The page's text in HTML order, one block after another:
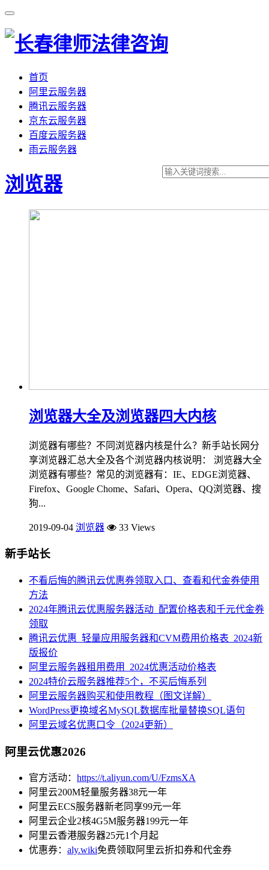
首页
阿里云服务器
腾讯云服务器
京东云服务器
百度云服务器
雨云服务器
浏览器
浏览器大全及浏览器四大内核
浏览器有哪些？不同浏览器内核是什么？新手站长网分
享浏览器汇总大全及各个浏览器内核说明： 浏览器大全
浏览器有哪些？常见的浏览器有：IE、EDGE浏览器、
Firefox、Google Chome、Safari、Opera、QQ浏览器、搜
狗...
2019-09-04 浏览器 33 Views
新手站长
不看后悔的腾讯云优惠券领取入口、查看和代金券使用
方法
2024年腾讯云优惠服务器活动_配置价格表和千元代金券
领取
腾讯云优惠_轻量应用服务器和CVM费用价格表_2024新
版报价
阿里云服务器租用费用_2024优惠活动价格表
2024特价云服务器推荐5个，不买后悔系列
阿里云服务器购买和使用教程（图文详解）
WordPress更换域名MySQL数据库批量替换SQL语句
阿里云域名优惠口令（2024更新）
阿里云优惠2026
官方活动： https://t.aliyun.com/U/FzmsXA
阿里云200M轻量服务器38元一年
阿里云ECS服务器新老同享99元一年
阿里云企业2核4G5M服务器199元一年
阿里云香港服务器25元1个月起
优惠券： aly.wiki免费领取阿里云折扣券和代金券